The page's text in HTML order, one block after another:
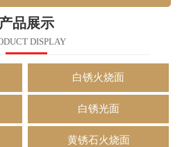
产品展示
DISPLAY
白锈火烧面
白锈光面
黄锈石火烧面